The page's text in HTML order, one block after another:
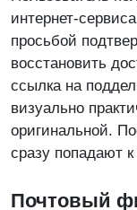
интернет-
просьбой
восстановить
ссылка на
визуально
оригинальной.
сразу попадают
Почтовый